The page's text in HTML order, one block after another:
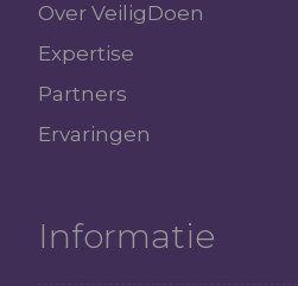
Over VeiligDoen
Expertise
Partners
Ervaringen
Informatie